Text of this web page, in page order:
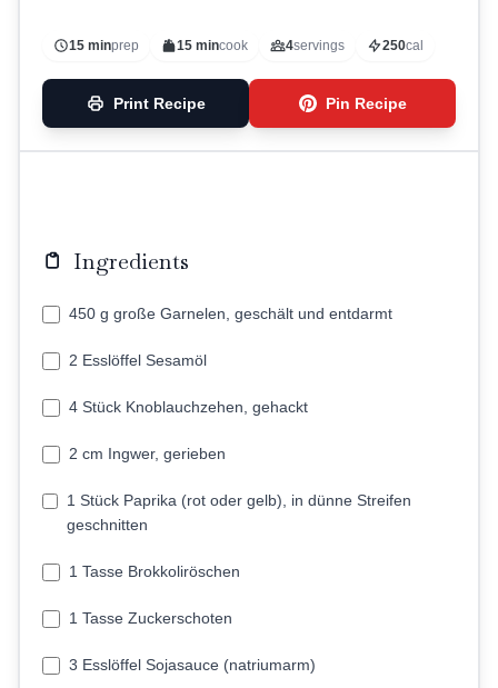
15 minprep 15 mincook 4servings 250cal
Print Recipe Pin Recipe
Ingredients
450 g große Garnelen, geschält und entdarmt
2 Esslöffel Sesamöl
4 Stück Knoblauchzehen, gehackt
2 cm Ingwer, gerieben
1 Stück Paprika (rot oder gelb), in dünne Streifen
geschnitten
1 Tasse Brokkoliröschen
1 Tasse Zuckerschoten
3 Esslöffel Sojasauce (natriumarm)